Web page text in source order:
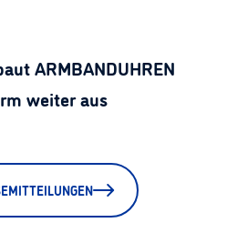
ARMBANDUHREN
weiter aus